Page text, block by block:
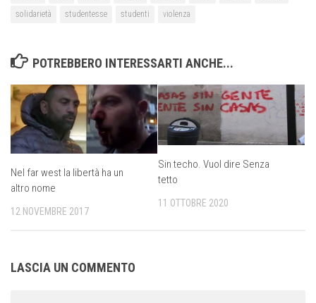
solidarietà
studentesse studenti violenza
POTREBBERO INTERESSARTI ANCHE...
Nel far west la libertà ha un
altro nome
12 NOVEMBRE 2017
Sin techo. Vuol dire Senza
tetto
11 OTTOBRE 2020
LASCIA UN COMMENTO